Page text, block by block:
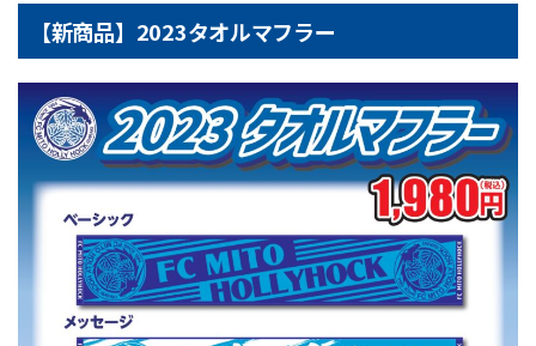
【新商品】2023タオルマフラー